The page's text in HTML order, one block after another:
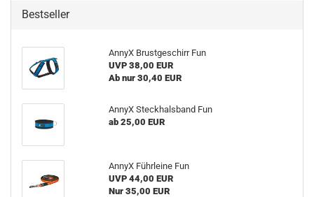
Bestseller
AnnyX Brustgeschirr Fun
UVP 38,00 EUR
Ab nur 30,40 EUR
AnnyX Steckhalsband Fun
ab 25,00 EUR
AnnyX Führleine Fun
UVP 44,00 EUR
Nur 35,00 EUR